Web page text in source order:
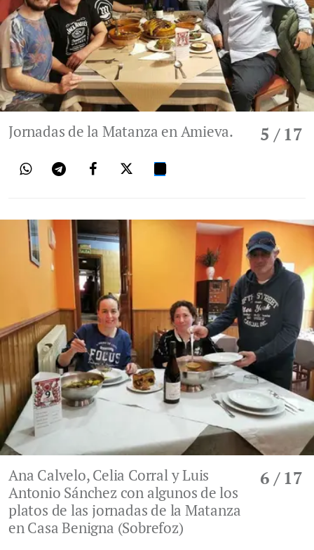
5 / 17
Jornadas de la Matanza en Amieva.
6 / 17
Ana Calvelo, Celia Corral y Luis
Antonio Sánchez con algunos de los
platos de las jornadas de la Matanza
en Casa Benigna (Sobrefoz)